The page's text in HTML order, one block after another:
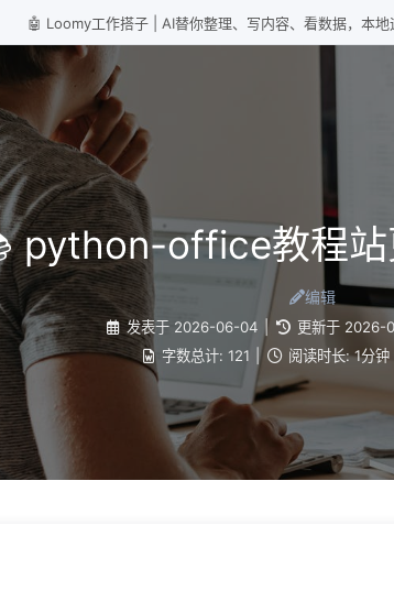
🤖 Loomy工作搭子 | AI替你整理、写内容、看数据，本地
python-office教程站
编辑
发表于 2026-06-04 更新于 2026-
字数总计: 121 | 阅读时长: 1分钟